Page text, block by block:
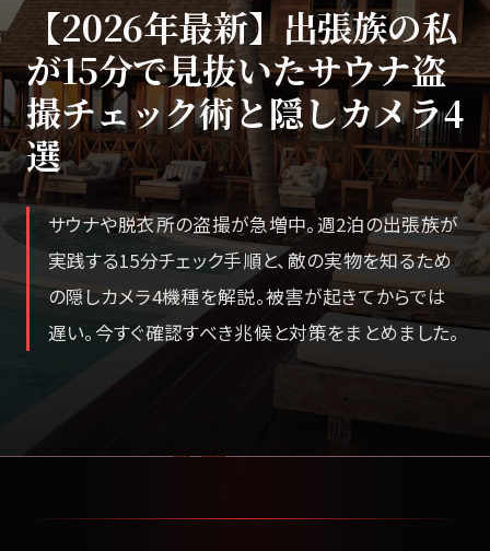
【2026年最新】出張族の私
が15分で見抜いたサウナ盗
撮チェック術と隠しカメラ4
選
サウナや脱衣所の盗撮が急増中。週2泊の出張族が
実践する15分チェック手順と、敵の実物を知るため
の隠しカメラ4機種を解説。被害が起きてからでは
遅い。今すぐ確認すべき兆候と対策をまとめました。